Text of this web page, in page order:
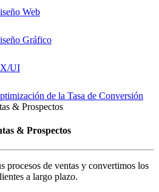
Web
Gráfico
UI
de la Tasa de Conversión
& Prospectos
& Prospectos
procesos de ventas y convertimos los
a largo plazo.